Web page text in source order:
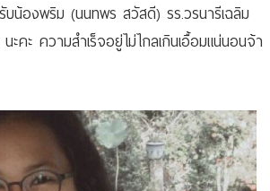
น้องพริม (นนทพร สวัสดี) รร.วรนารีเฉลิม
คะ ความสำเร็จอยู่ไม่ไกลเกินเอื้อมแน่นอนจ้า